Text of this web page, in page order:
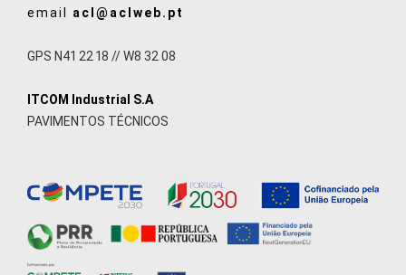
email acl@aclweb.pt
GPS N41 22 18 // W8 32 08
ITCOM Industrial S.A
PAVIMENTOS TÉCNICOS